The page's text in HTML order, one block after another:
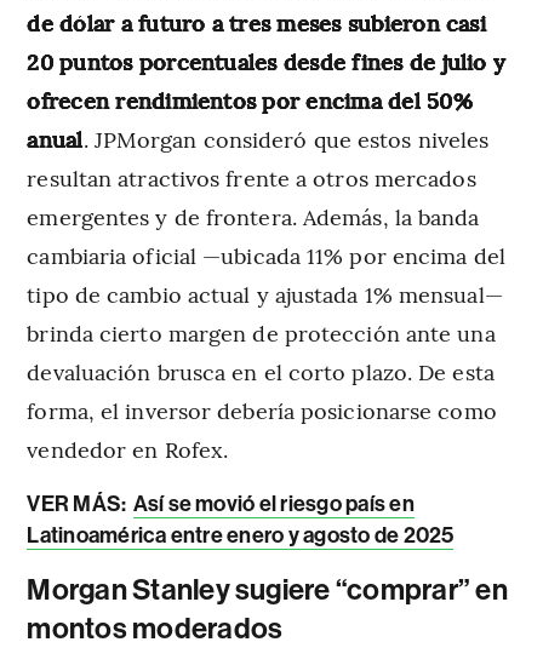
de dólar a futuro a tres meses subieron casi
20 puntos porcentuales desde fines de julio y
ofrecen rendimientos por encima del 50%
anual. JPMorgan consideró que estos niveles
resultan atractivos frente a otros mercados
emergentes y de frontera. Además, la banda
cambiaria oficial —ubicada 11% por encima del
tipo de cambio actual y ajustada 1% mensual—
brinda cierto margen de protección ante una
devaluación brusca en el corto plazo. De esta
forma, el inversor debería posicionarse como
vendedor en Rofex.
VER MÁS: Así se movió el riesgo país en
Latinoamérica entre enero y agosto de 2025
Morgan Stanley sugiere “comprar” en
montos moderados